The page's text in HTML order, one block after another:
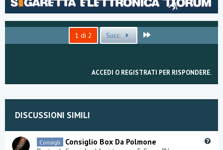
o
t
e
n
v
o
t
e
1 di 2 Succ.
ACCEDI O REGISTRATI PER RISPONDERE.
DISCUSSIONI SIMILI
Consigli Consiglio Box Da Polmone